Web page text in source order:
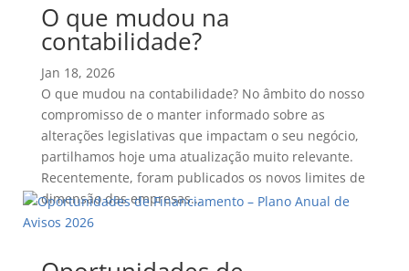
O que mudou na
contabilidade?
Jan 18, 2026
O que mudou na contabilidade? No âmbito do nosso
compromisso de o manter informado sobre as
alterações legislativas que impactam o seu negócio,
partilhamos hoje uma atualização muito relevante.
Recentemente, foram publicados os novos limites de
dimensão das empresas...